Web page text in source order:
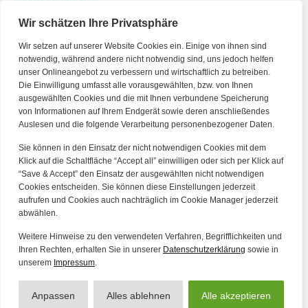
Wir schätzen Ihre Privatsphäre
Wir setzen auf unserer Website Cookies ein. Einige von ihnen sind
notwendig, während andere nicht notwendig sind, uns jedoch helfen
unser Onlineangebot zu verbessern und wirtschaftlich zu betreiben.
Die Einwilligung umfasst alle vorausgewählten, bzw. von Ihnen
ausgewählten Cookies und die mit Ihnen verbundene Speicherung
von Informationen auf Ihrem Endgerät sowie deren anschließendes
Auslesen und die folgende Verarbeitung personenbezogener Daten.
Sie können in den Einsatz der nicht notwendigen Cookies mit dem
Klick auf die Schaltfläche “Accept all” einwilligen oder sich per Klick auf
“Save & Accept” den Einsatz der ausgewählten nicht notwendigen
Cookies entscheiden. Sie können diese Einstellungen jederzeit
aufrufen und Cookies auch nachträglich im Cookie Manager jederzeit
abwählen.
Weitere Hinweise zu den verwendeten Verfahren, Begrifflichkeiten und
Ihren Rechten, erhalten Sie in unserer Datenschutzerklärung sowie in
unserem Impressum.
Anpassen Alles ablehnen Alle akzeptieren
Alle Artikel
Kontakt
Tel. Zentrale: +49 (69) 27273681
E-Mail: kontakt@forwerts.com
FFM – Friedensstraße 11
60311 Frankfurt am Main
→ Anfahrtsplan Frankfurt
HN – Gymnasiumstraße 35
74072 Heilbronn
→ Anfahrtsplan Heilbronn
Datenschutzerklärung
Impressum